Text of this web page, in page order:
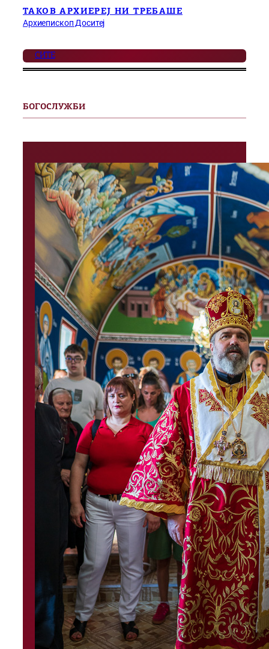
ТАКОВ АРХИЕРЕЈ НИ ТРЕБАШЕ
Архиепископ Доситеј
СИТЕ
БОГОСЛУЖБИ